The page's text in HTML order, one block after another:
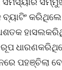
ପହଞ୍ଚିଲା